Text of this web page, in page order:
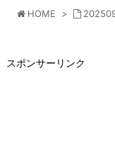
HOME >
スポンサーリンク